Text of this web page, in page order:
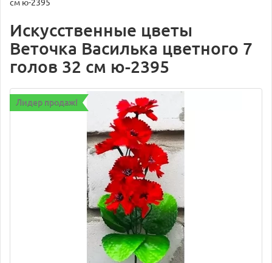
см ю-2395
Искусственные цветы
Веточка Василька цветного 7
голов 32 см ю-2395
Лидер продаж!